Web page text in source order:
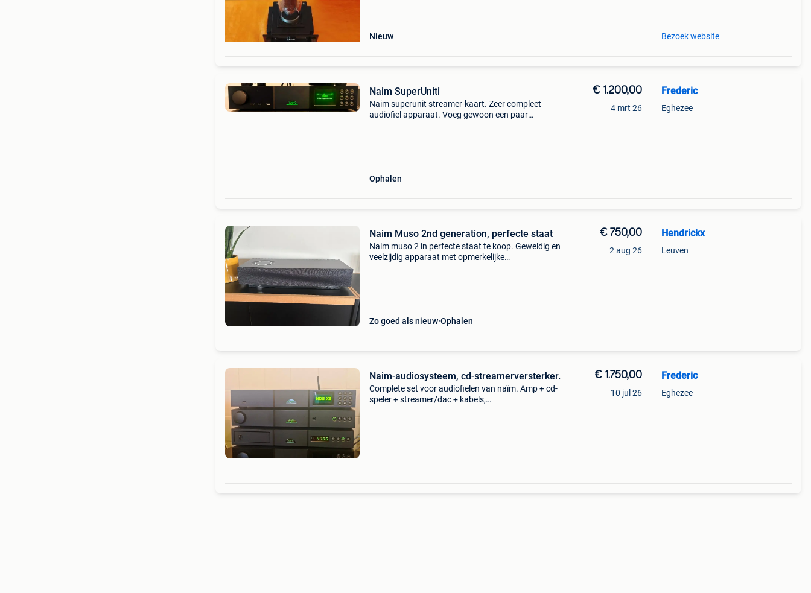
Nieuw
Bezoek website
Naim SuperUniti
Naim superunit streamer-kaart. Zeer compleet
audiofiel apparaat. Voeg gewoon een paar
Ophalen
€ 1.200,00
4 mrt 26
Frederic
Eghezee
Naim Muso 2nd generation, perfecte staat
Naim muso 2 in perfecte staat te koop. Geweldig en
veelzijdig apparaat met opmerkelijke
Zo goed als nieuw Ophalen
€ 750,00
2 aug 26
Hendrickx
Leuven
Naim-audiosysteem, cd-streamerversterker.
Complete set voor audiofielen van naïm. Amp + cd-
speler + streamer/dac + kabels,
€ 1.750,00
10 jul 26
Frederic
Eghezee